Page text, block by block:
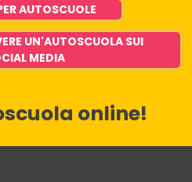
AUTOSCUOLE
UN'AUTOSCUOLA SUI
MEDIA
online!